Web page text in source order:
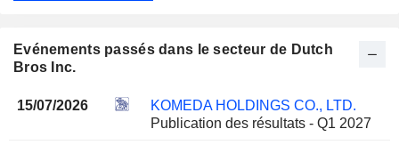
Evénements passés dans le secteur de Dutch
Bros Inc.
15/07/2026
KOMEDA HOLDINGS CO., LTD.
Publication des résultats - Q1 2027